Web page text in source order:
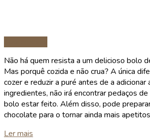
Não há quem resista a um delicioso bolo
Mas porquê cozida e não crua? A única
cozer e reduzir a puré antes de a
ingredientes, não irá encontrar pedaços
bolo estar feito. Além disso, pode
chocolate para o tornar ainda mais
Ler mais